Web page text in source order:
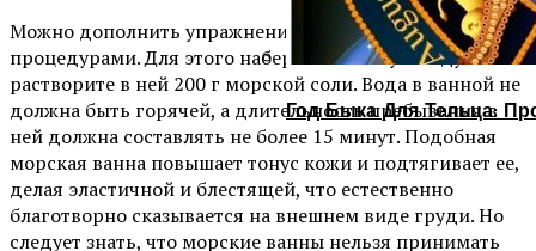
Год Быка Для Тельца:
Можно дополнить упражнения с шариками водными
процедурами. Для этого наберите в ванную воду и
растворите в ней 200 г морской соли. Вода в ванной не
должна быть горячей, а длительность пребывания в
ней должна составлять не более 15 минут. Подобная
морская ванна повышает тонус кожи и подтягивает ее,
делая эластичной и блестящей, что естественно
благотворно сказывается на внешнем виде груди. Но
следует знать, что морские ванны нельзя принимать